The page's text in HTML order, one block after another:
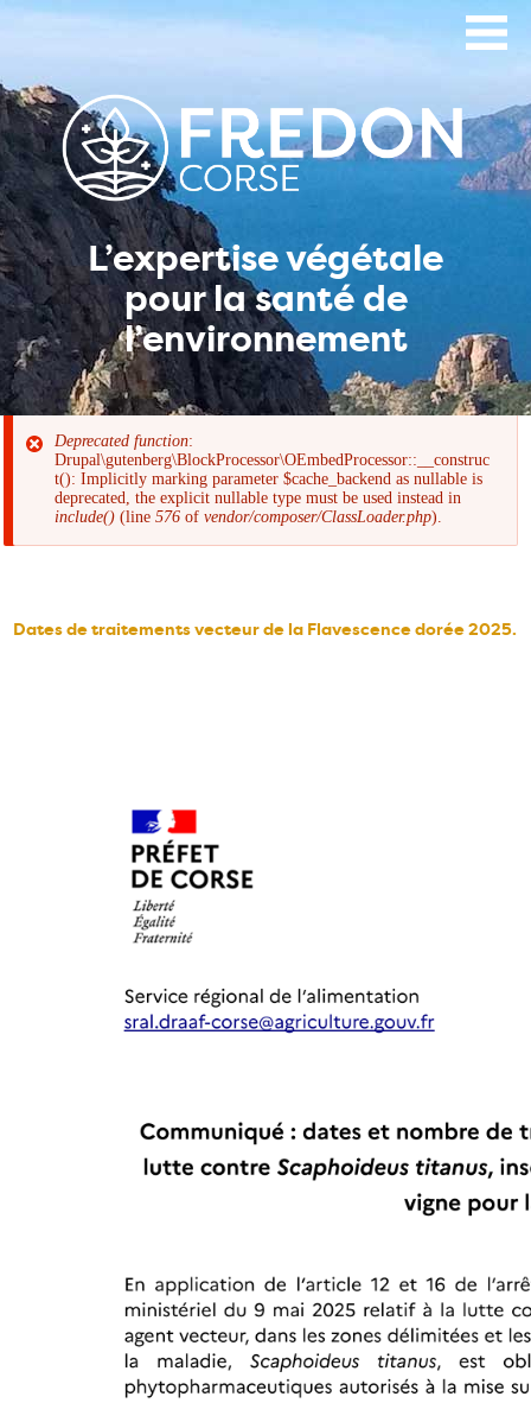
Aller
L’expertise végétale
pour la santé de
l’environnement
Message
d'erreur
Deprecated function:
Drupal\gutenberg\BlockProcessor\OEmbedProcessor::__construc
t(): Implicitly marking parameter $cache_backend as nullable is
deprecated, the explicit nullable type must be used instead in
include() (line576 ofvendor/composer/ClassLoader.php).
Dates de traitements vecteur de la Flavescence dorée 2025.